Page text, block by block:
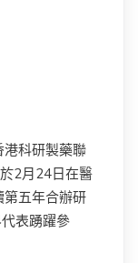
港科研製藥聯
2月24日在醫
五年合辦研
表踴躍參